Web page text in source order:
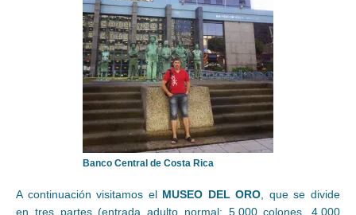
Banco Central de Costa Rica
A continuación visitamos el MUSEO DEL ORO, que se divide
en tres partes (entrada adulto normal: 5.000 colones, 4.000